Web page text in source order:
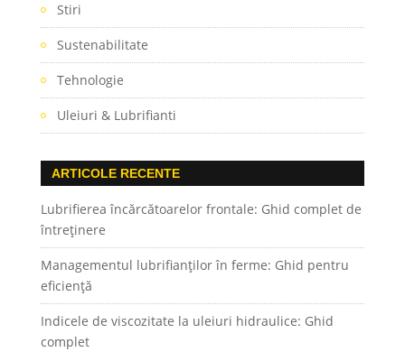
Stiri
Sustenabilitate
Tehnologie
Uleiuri & Lubrifianti
ARTICOLE RECENTE
Lubrifierea încărcătoarelor frontale: Ghid complet de
întreținere
Managementul lubrifianților în ferme: Ghid pentru
eficiență
Indicele de viscozitate la uleiuri hidraulice: Ghid
complet